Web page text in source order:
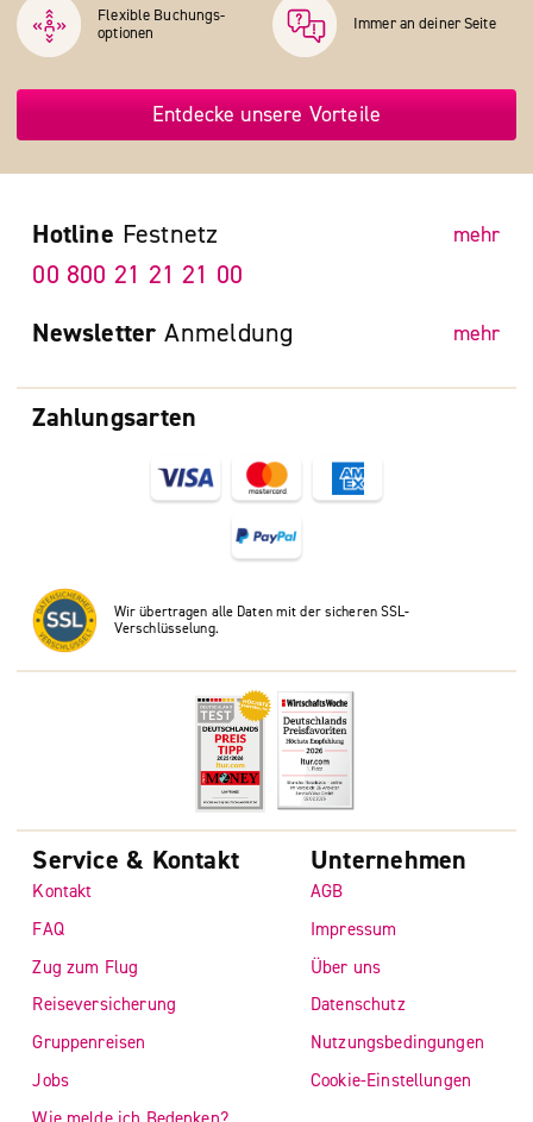
Flexible Buchungs­
optionen
Immer an deiner Seite
Entdecke unsere Vorteile
Zahlungsarten
Wir übertragen alle Daten mit der sicheren SSL-
Verschlüsselung.
Hotline Festnetz mehr
00 800 21 21 21 00
Newsletter Anmeldung mehr
Service & Kontakt
Kontakt
FAQ
Zug zum Flug
Reiseversicherung
Gruppenreisen
Jobs
Unternehmen
AGB
Impressum
Über uns
Datenschutz
Nutzungsbedingungen
Cookie-Einstellungen